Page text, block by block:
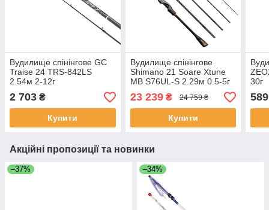
Вудилище спінінгове GC
Traise 24 TRS-842LS
2.54м 2-12г
2 703 ₴
Купити
Вудилище спінінгове
Shimano 21 Soare Xtune
MB S76UL-S 2.29м 0.5-5г
23 239₴ 24 759 ₴
Купити
30г
589
Акційні пропозиції та новинки
–37% –34%